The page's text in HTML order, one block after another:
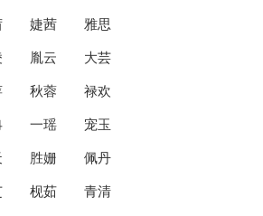
婕茜 雅思
胤云 大芸
秋蓉 禄欢
一瑶 宠玉
胜姗 佩丹
枧茹 青清